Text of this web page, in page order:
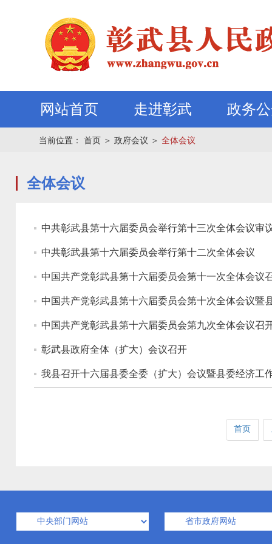
网站首页 走进彰武 政务
当前位置： 首页 ＞ 政府会议 ＞ 全体会议
全体会议
中共彰武县第十六届委员会举行第十三次全体会议
中共彰武县第十六届委员会举行第十二次全体会议
中国共产党彰武县第十六届委员会第十一次全体会议
中国共产党彰武县第十六届委员会第十次全体会议暨
中国共产党彰武县第十六届委员会第九次全体会议召
彰武县政府全体（扩大）会议召开
我县召开十六届县委全委（扩大）会议暨县委经济工
首页